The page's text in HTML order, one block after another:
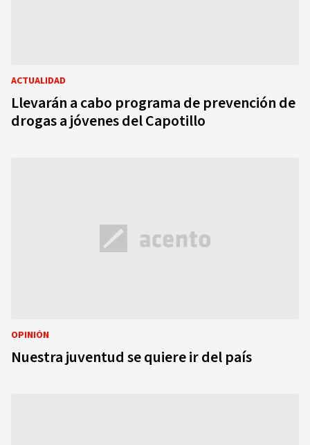
ACTUALIDAD
Llevarán a cabo programa de prevención de
drogas a jóvenes del Capotillo
OPINIÓN
Nuestra juventud se quiere ir del país